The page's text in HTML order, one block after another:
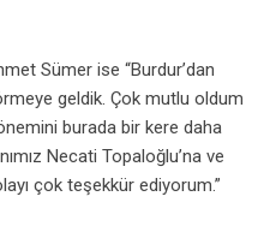
Sümer ise “Burdur’dan
geldik. Çok mutlu oldum
burada bir kere daha
Necati Topaloğlu’na ve
çok teşekkür ediyorum.”